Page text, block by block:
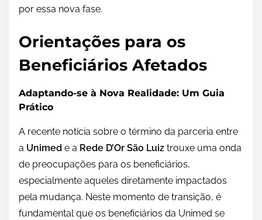
por essa nova fase.
Orientações para os
Beneficiários Afetados
Adaptando-se à Nova Realidade: Um Guia
Prático
A recente notícia sobre o término da parceria entre
a Unimed e a Rede D’Or São Luiz trouxe uma onda
de preocupações para os beneficiários,
especialmente aqueles diretamente impactados
pela mudança. Neste momento de transição, é
fundamental que os beneficiários da Unimed se